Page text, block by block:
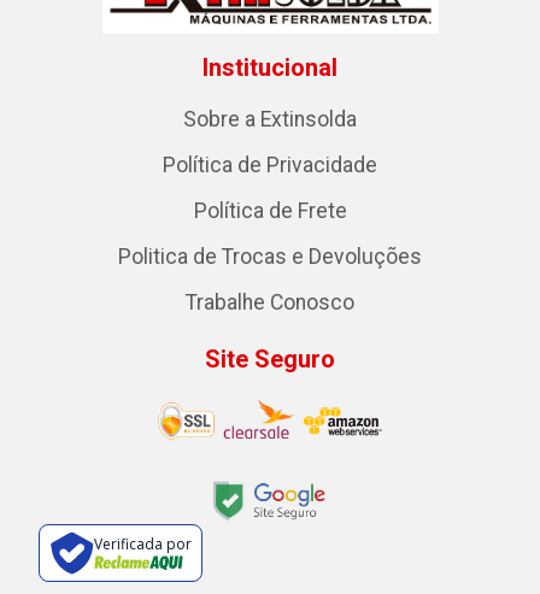
Institucional
Sobre a Extinsolda
Política de Privacidade
Política de Frete
Politica de Trocas e Devoluções
Trabalhe Conosco
Site Seguro
Verificada por